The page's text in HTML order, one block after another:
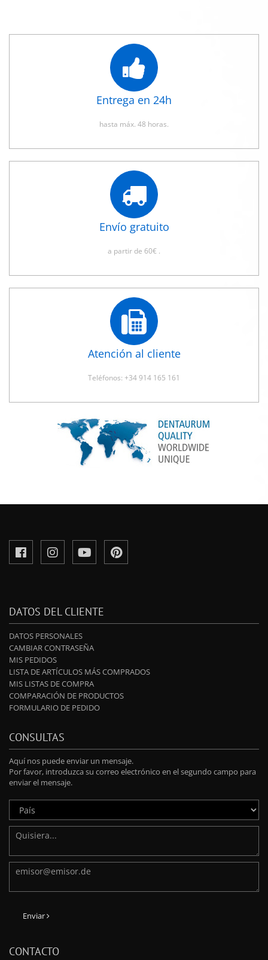
Entrega en 24h
hasta máx. 48 horas.
Envío gratuito
a partir de 60€ .
Atención al cliente
Teléfonos: +34 914 165 161
DATOS DEL CLIENTE
DATOS PERSONALES
CAMBIAR CONTRASEÑA
MIS PEDIDOS
LISTA DE ARTÍCULOS MÁS COMPRADOS
MIS LISTAS DE COMPRA
COMPARACIÓN DE PRODUCTOS
FORMULARIO DE PEDIDO
CONSULTAS
Aquí nos puede enviar un mensaje.
Por favor, introduzca su correo electrónico en el segundo campo para
enviar el mensaje.
Enviar
CONTACTO